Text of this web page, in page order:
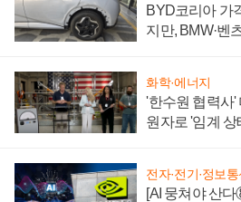
BYD코리아 가
지만, BMW·벤
화학·에너지
'한수원 협력사'
원자로 '임계
전자·전기·정보통
[AI 뭉쳐야 산